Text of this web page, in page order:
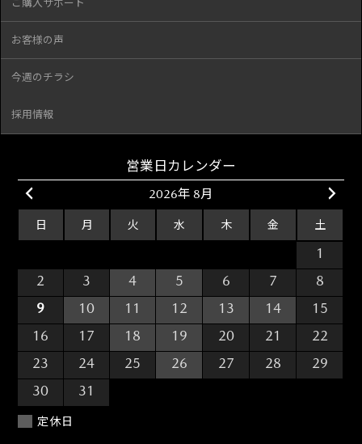
お客様の声
今週のチラシ
採用情報
営業日カレンダー
2026年 8月
日 月 火 水 木 金 土
1
2
3 4 5 6 7
8
9
10 11 12 13 14
15
16
17 18 19 20 21
22
23
24 25 26 27 28
29
30
31
定休日